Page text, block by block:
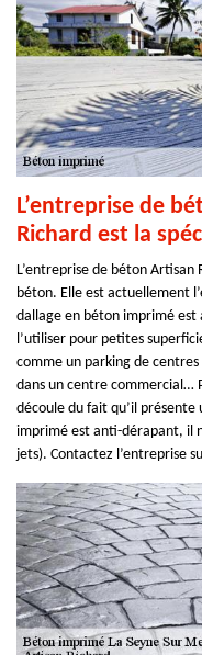
L’entreprise de
Richard est la
L’entreprise de béton
béton. Elle est actuellement
dallage en béton imprimé
l’utiliser pour petites
comme un parking de
dans un centre commercial…
découle du fait qu’il présente
imprimé est anti-dérapant, il
jets). Contactez l’entreprise